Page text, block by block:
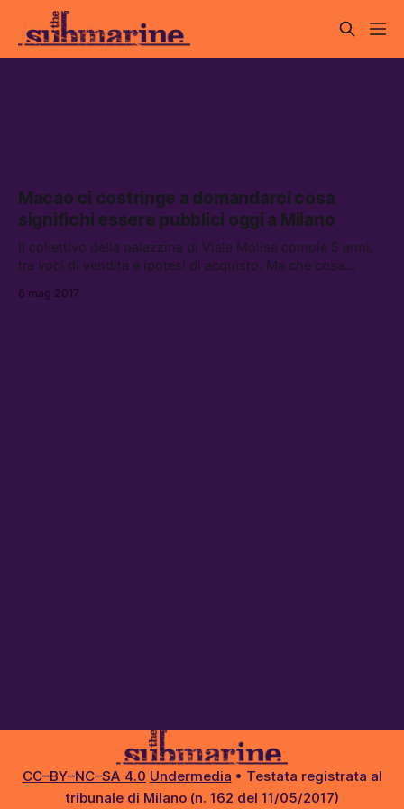
Macao ci costringe a domandarci cosa
significhi essere pubblici oggi a Milano
Il collettivo della palazzina di Viale Molise compie 5 anni,
tra voci di vendita e ipotesi di acquisto. Ma che cosa
6 mag 2017
CC–BY–NC–SA 4.0 Undermedia • Testata registrata al
tribunale di Milano (n. 162 del 11/05/2017)